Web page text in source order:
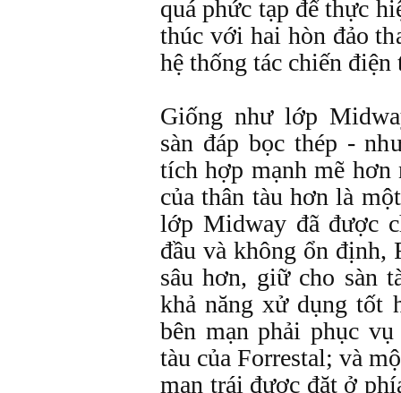
quá phức tạp để thực
thúc với hai hòn đảo
hệ thống tác chiến điện
Giống như lớp
sàn đáp bọc thép -
tích hợp mạnh mẽ
của thân tàu hơn là
lớp Midway đã được
đầu và không ổn định,
sâu hơn, giữ cho sàn
khả năng xử dụng tốt
bên mạn phải phục
tàu của Forrestal; và
mạn trái được đặt ở